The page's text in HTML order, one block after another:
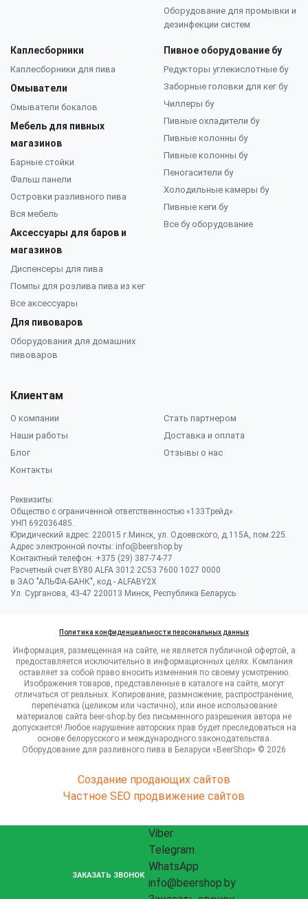
Оборудование для промывки и
дезинфекции систем
Каплесборники
Каплесборники для пива
Омыватели
Омыватели бокалов
Мебель для пивных
магазинов
Барные стойки
Фальш панели
Островки разливного пива
Вся мебель
Аксессуары для баров и
магазинов
Диспенсеры для пива
Помпы для розлива пива из кег
Все аксессуары
Для пивоваров
Оборудования для домашних
пивоваров
Пивное оборудование бу
Редукторы углекислотные бу
Заборные головки для кег бу
Чиллеры бу
Пивные охладители бу
Пивные колонны бу
Пивные колонны бу
Пеногасители бу
Холодильные камеры бу
Пивные кеги бу
Все бу оборудование
Клиентам
О компании
Стать партнером
Наши работы
Доставка и оплата
Блог
Отзывы о нас
Контакты
Реквизиты:
Общество с ограниченной ответственностью «133Трейд»
УНП 692036485​.
Юридический адрес: 220015 г.Минск, ул. Одоевского, д.115А, пом.225.
Адрес электронной почты: info@beershop.by
Контактный телефон: +375 (29) 387-74-77
Расчетный счет BY80 ALFA 3012 2C53 7600 1027 0000
в ЗАО "АЛЬФА-БАНК", код - ALFABY2X
Ул. Сурганова, 43-47 220013 Минск, Республика Беларусь
Политика конфиденциальности персональных данных
Информация, размещенная на сайте, не является публичной офертой, а
предоставляется исключительно в информационных целях. Компания
оставляет за собой право вносить изменения по своему усмотрению.
Изображения товаров, представленные в каталоге на сайте, могут
отличаться от реальных. Копирование, размножение, распространение,
перепечатка (целиком или частично), или иное использование
материалов сайта beer-shop.by без письменного разрешения автора не
допускается! Любое нарушение авторских прав будет преследоваться на
основе белорусского и международного законодательства.
Оборудование для разливного пива в Беларуси «BeerShop» © 2026
Создание продающих сайтов
Частное SEO продвижение сайтов
ЗАКАЗАТЬ ЗВОНОК
Viber
Telegram
WhatsApp
info@beershop.by